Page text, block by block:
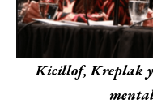
Kicillof, Kreplak y